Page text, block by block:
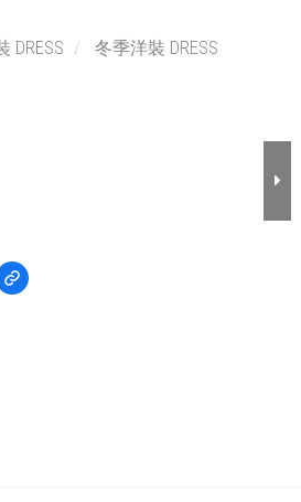
DRESS 冬季洋裝 DRESS